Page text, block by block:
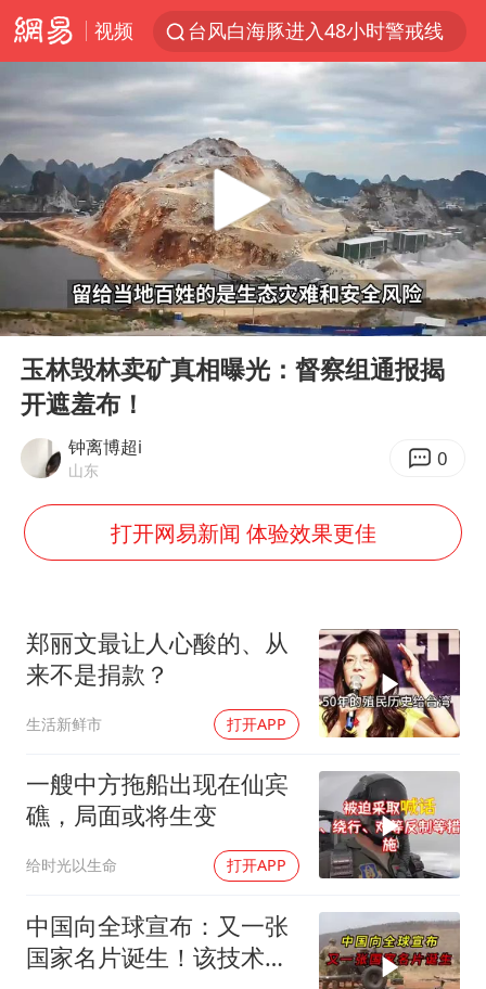
视频
台风白海豚进入48小时警戒线
佛得角门将亮相智利俱乐部主场
宇树科技发行价格150.80元/股
看守所辅警收受10万获刑1年
宇树科技王兴兴身家有望超200亿元
五粮液渠道价一箱上涨近百元
CIA被曝已秘密设立古巴工作组
U17国足1分钟轰2球
泰国一女公务员妆容引争议 本人回应
24小时不关空调 电费会更低吗
哪吒汽车南宁工厂设备降价20%拍卖
“深圳地面沉降致车辆损坏”不实
奋进开新局 实干挑大梁
Play
00:00 02:08
玉林毁林卖矿真相曝光：督察组通报揭
开遮羞布！
钟离博超i
山东 0
打开网易新闻 体验效果更佳
郑丽文最让人心酸的、从
来不是捐款？
生活新鲜市 打开APP
一艘中方拖船出现在仙宾
礁，局面或将生变
给时光以生命 打开APP
中国向全球宣布：又一张
国家名片诞生！该技术全